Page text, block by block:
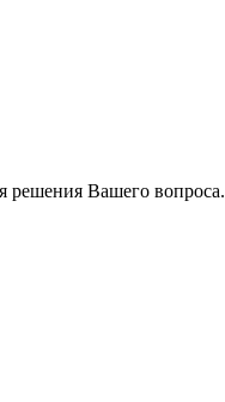
решения Вашего вопроса.